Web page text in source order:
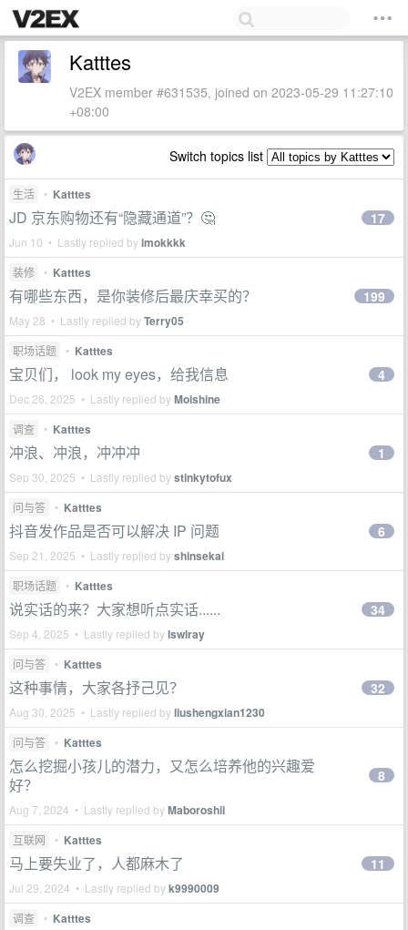
Katttes
V2EX member #631535, joined on 2023-05-29 11:27:10
+08:00
Switch topics list
生活 • Katttes
JD 京东购物还有“隐藏通道”？🤔
Jun 10 • Lastly replied byimokkkk
17
装修 • Katttes
有哪些东西，是你装修后最庆幸买的？
May 28 • Lastly replied byTerry05
199
职场话题 • Katttes
宝贝们， look my eyes，给我信息
Dec 26, 2025 • Lastly replied byMoishine
4
调查 • Katttes
冲浪、冲浪，冲冲冲
Sep 30, 2025 • Lastly replied bystinkytofux
1
问与答 • Katttes
抖音发作品是否可以解决 IP 问题
Sep 21, 2025 • Lastly replied byshinsekai
6
职场话题 • Katttes
说实话的来？大家想听点实话......
Sep 4, 2025 • Lastly replied bylswlray
34
问与答 • Katttes
这种事情，大家各抒己见？
Aug 30, 2025 • Lastly replied byliushengxian1230
32
问与答 • Katttes
怎么挖掘小孩儿的潜力，又怎么培养他的兴趣爱
好？
Aug 7, 2024 • Lastly replied byMaboroshii
8
互联网 • Katttes
马上要失业了，人都麻木了
Jul 29, 2024 • Lastly replied byk9990009
11
调查 • Katttes